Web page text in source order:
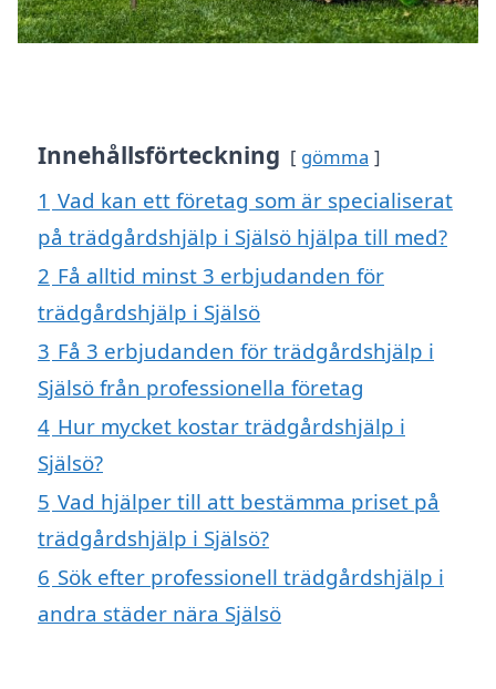
Innehållsförteckning gömma
1 Vad kan ett företag som är specialiserat
på trädgårdshjälp i Själsö hjälpa till med?
2 Få alltid minst 3 erbjudanden för
trädgårdshjälp i Själsö
3 Få 3 erbjudanden för trädgårdshjälp i
Själsö från professionella företag
4 Hur mycket kostar trädgårdshjälp i
Själsö?
5 Vad hjälper till att bestämma priset på
trädgårdshjälp i Själsö?
6 Sök efter professionell trädgårdshjälp i
andra städer nära Själsö